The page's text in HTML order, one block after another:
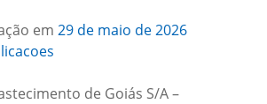
em 29 de maio de 2026
de Goiás S/A –